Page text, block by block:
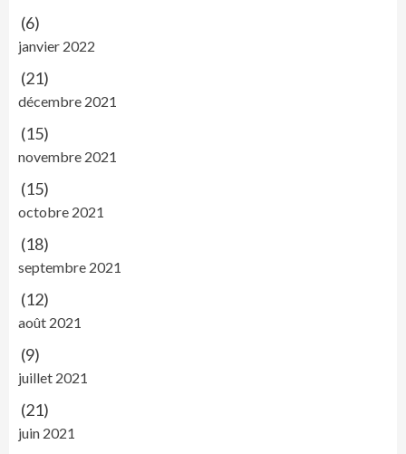
(6)
janvier 2022
(21)
décembre 2021
(15)
novembre 2021
(15)
octobre 2021
(18)
septembre 2021
(12)
août 2021
(9)
juillet 2021
(21)
juin 2021